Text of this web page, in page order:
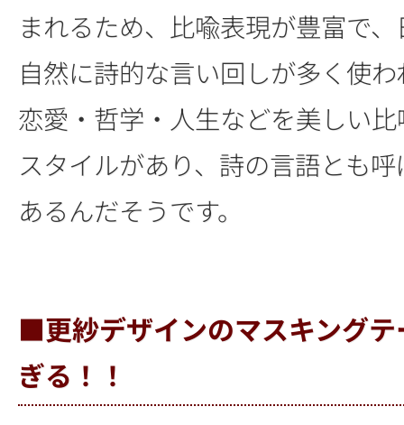
まれるため、比喩表現が豊富で
自然に詩的な言い回しが多く使
恋愛・哲学・人生などを美しい
スタイルがあり、詩の言語とも
あるんだそうです。
■更紗デザインのマスキングテ
ぎる！！